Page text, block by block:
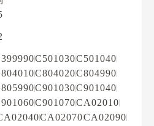
C501030C501040
C804020C804990
C901030C901040
C901070CA02010
CA02070CA02090